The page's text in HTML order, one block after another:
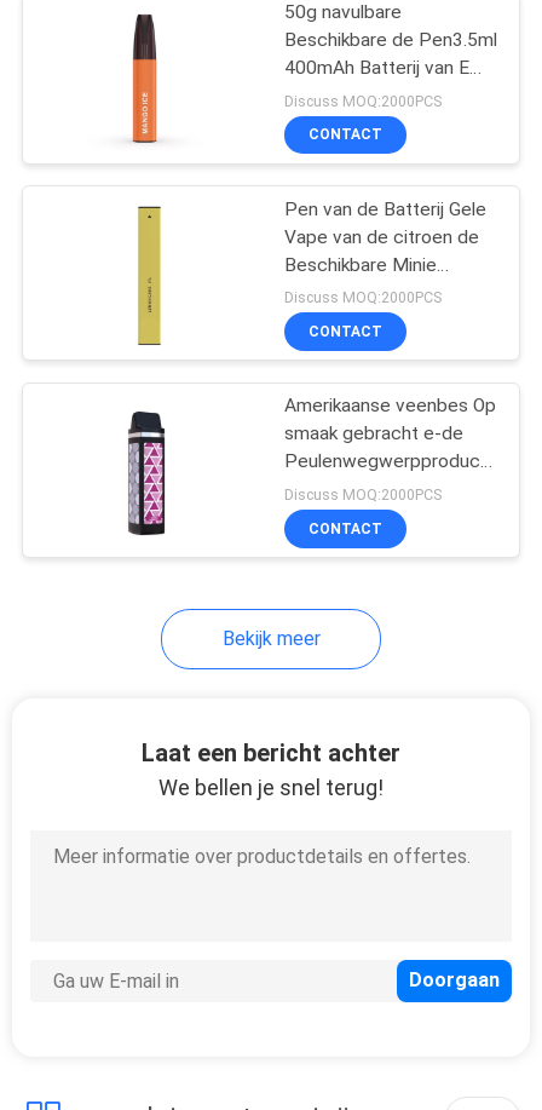
Op smaak
gebrachte e-Sigaret
De
Aanzetuitrustingen
van het peulsysteem
Cigalikeverspreider
Cigarette
50g navulbare
Beschikbare de Pen3.5ml
400mAh Batterij van E
Cig Vape
Discuss MOQ:2000PCS
CONTACT
Pen van de Batterij Gele
Vape van de citroen de
Beschikbare Minie
Sigaret 400Puffs
280mAh
Discuss MOQ:2000PCS
CONTACT
Amerikaanse veenbes Op
smaak gebracht e-de
Peulenwegwerpproduct
1500 Rookwolken
1200mAh van
Sigaretvape
Discuss MOQ:2000PCS
CONTACT
Bekijk meer
Laat een bericht achter
We bellen je snel terug!